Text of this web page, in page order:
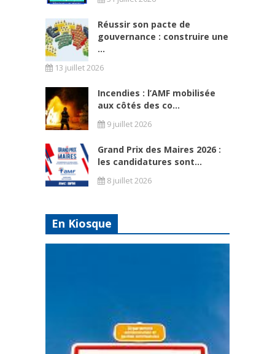
Réussir son pacte de
gouvernance : construire une
...
13 juillet 2026
Incendies : l’AMF mobilisée
aux côtés des co...
9 juillet 2026
Grand Prix des Maires 2026 :
les candidatures sont...
8 juillet 2026
En Kiosque